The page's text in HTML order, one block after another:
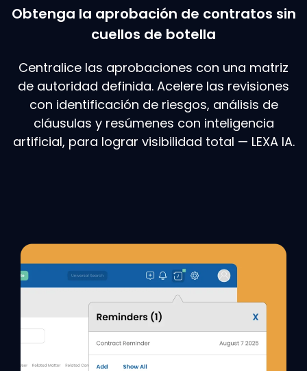
Obtenga la aprobación de contratos sin
cuellos de botella
Centralice las aprobaciones con una matriz
de autoridad definida. Acelere las revisiones
con identificación de riesgos, análisis de
cláusulas y resúmenes con inteligencia
artificial, para lograr visibilidad total — LEXA IA.